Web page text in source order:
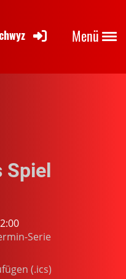
Menü
Spiel
Serie
(.ics)